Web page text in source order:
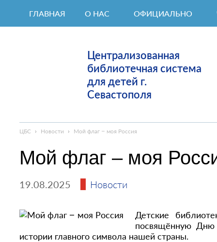
ГЛАВНАЯ О НАС ОФИЦИАЛЬНО
Централизованная
библиотечная система
для детей г.
Севастополя
ЦБС › Новости › Мой флаг – моя Россия
Мой флаг – моя
19.08.2025 Новости
Детские
посвящённую Дню
истории главного символа нашей страны.